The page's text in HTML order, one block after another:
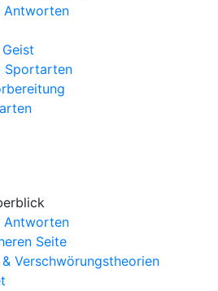
Antworten
Sportarten
Antworten
Seite
Verschwörungstheorien